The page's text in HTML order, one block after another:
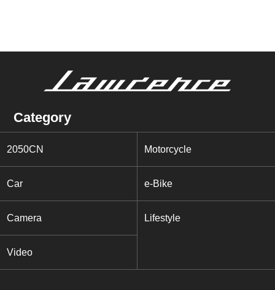
Category
2050CN Motorcycle
Car e-Bike
Camera Lifestyle
Video